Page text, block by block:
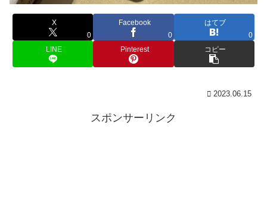
X
0
Facebook
0
はてブ
0
LINE
Pinterest コピー
2023.06.15
スポンサーリンク